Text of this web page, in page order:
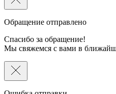
Обращение отправлено
Спасибо за обращение!
Мы свяжемся с вами в